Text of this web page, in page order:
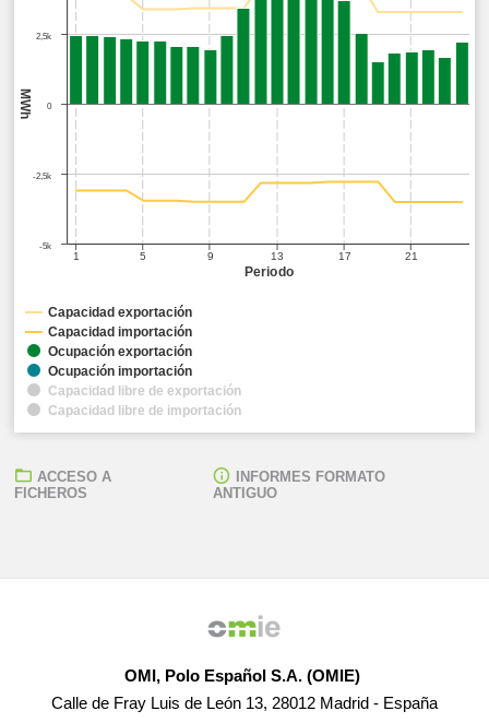
Periodo
MWh
1 5 9 13 17 21
0
-5k
-2,5k
2,5k
Capacidad exportación
Capacidad importación
Ocupación exportación
Ocupación importación
Capacidad libre de exportación
Capacidad libre de importación
ACCESO A
FICHEROS
INFORMES FORMATO
ANTIGUO
OMI, Polo Español S.A. (OMIE)
Calle de Fray Luis de León 13, 28012 Madrid - España